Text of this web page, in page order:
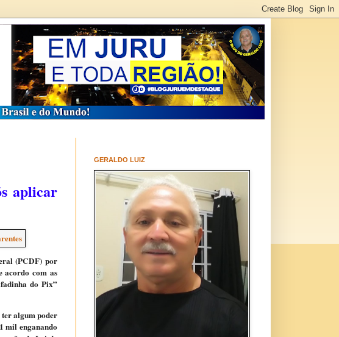
aplicar
(PCDF) por
acordo com as
do Pix”
algum poder
mil enganando
GERALDO LUIZ